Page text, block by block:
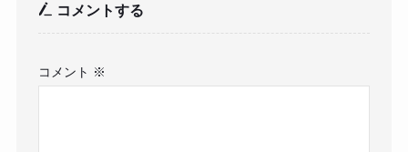
コメントする
コメント ※